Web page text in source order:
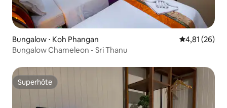
Bungalow ⋅ Koh Phangan Évaluation
4,81 (26)
Bungalow Chameleon - Sri Thanu
Superhôte
Superhôte